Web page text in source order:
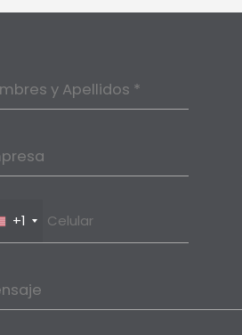
y Apellidos *
+1